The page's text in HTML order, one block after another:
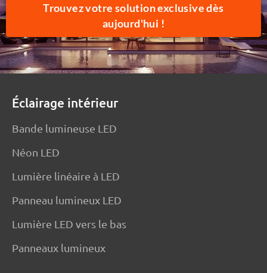
Trouvez votre solution exclusive dès
aujourd'hui !
Éclairage intérieur
Bande lumineuse LED
Néon LED
Lumière linéaire à LED
Panneau lumineux LED
Lumière LED vers le bas
Panneaux lumineux